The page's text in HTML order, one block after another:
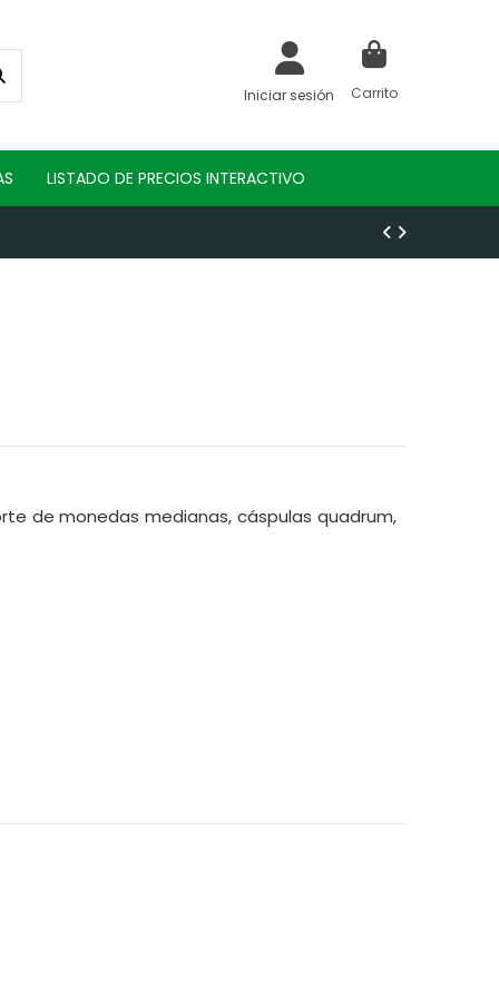
Iniciar sesión Carrito
LISTADO DE PRECIOS INTERACTIVO
de monedas medianas, cáspulas quadrum,